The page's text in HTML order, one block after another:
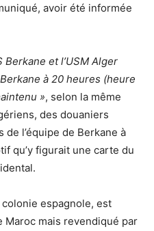
avoir été informée
et l’USM Alger
à 20 heures (heure
», selon la même
des douaniers
l’équipe de Berkane à
qu’y figurait une carte du
espagnole, est
Maroc mais revendiqué par